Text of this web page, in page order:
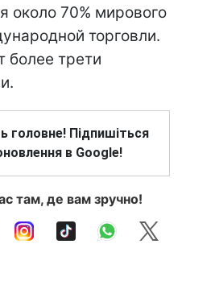
около 70% мирового
торговли.
более трети
головне! Підпишіться
в Google!
там, де вам зручно!